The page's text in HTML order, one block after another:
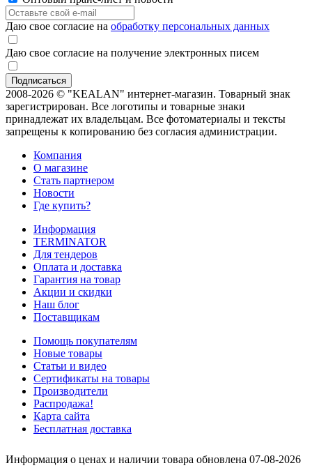
Даю свое согласие на обработку персональных данных
Даю свое согласие на получение электронных писем
2008-2026 © "KEALAN" интернет-магазин. Товарный знак
зарегистрирован. Все логотипы и товарные знаки
принадлежат их владельцам. Все фотоматериалы и тексты
запрещены к копированию без согласия администрации.
Компания
О магазине
Стать партнером
Новости
Где купить?
Информация
TERMINATOR
Для тендеров
Оплата и доставка
Гарантия на товар
Акции и скидки
Наш блог
Поставщикам
Помощь покупателям
Новые товары
Статьи и видео
Сертификаты на товары
Производители
Распродажа!
Карта сайта
Бесплатная доставка
Информация о ценах и наличии товара обновлена 07-08-2026